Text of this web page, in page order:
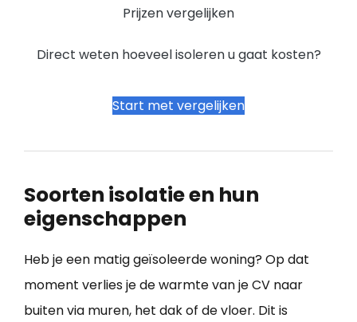
Prijzen vergelijken
Direct weten hoeveel isoleren u gaat kosten?
Start met vergelijken
Soorten isolatie en hun
eigenschappen
Heb je een matig geïsoleerde woning? Op dat
moment verlies je de warmte van je CV naar
buiten via muren, het dak of de vloer. Dit is